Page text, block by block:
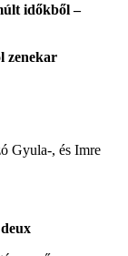
időkből –
zenekar
Gyula-, és Imre